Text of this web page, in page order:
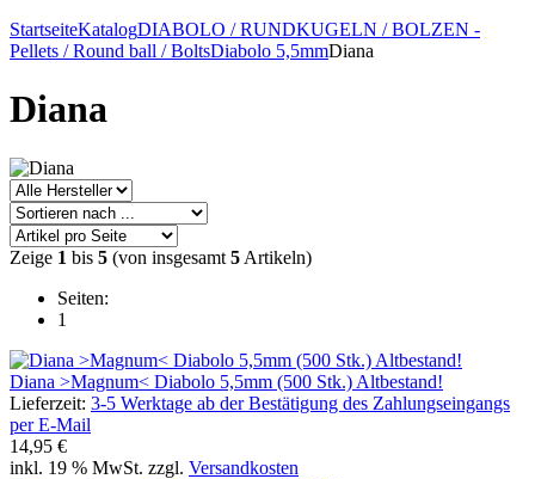
StartseiteKatalogDIABOLO / RUNDKUGELN / BOLZEN -
Pellets / Round ball / BoltsDiabolo 5,5mmDiana
Diana
Zeige 1 bis 5 (von insgesamt 5 Artikeln)
Seiten:
1
Diana >Magnum< Diabolo 5,5mm (500 Stk.) Altbestand!
Lieferzeit: 3-5 Werktage ab der Bestätigung des Zahlungseingangs
per E-Mail
14,95 €
inkl. 19 % MwSt. zzgl. Versandkosten